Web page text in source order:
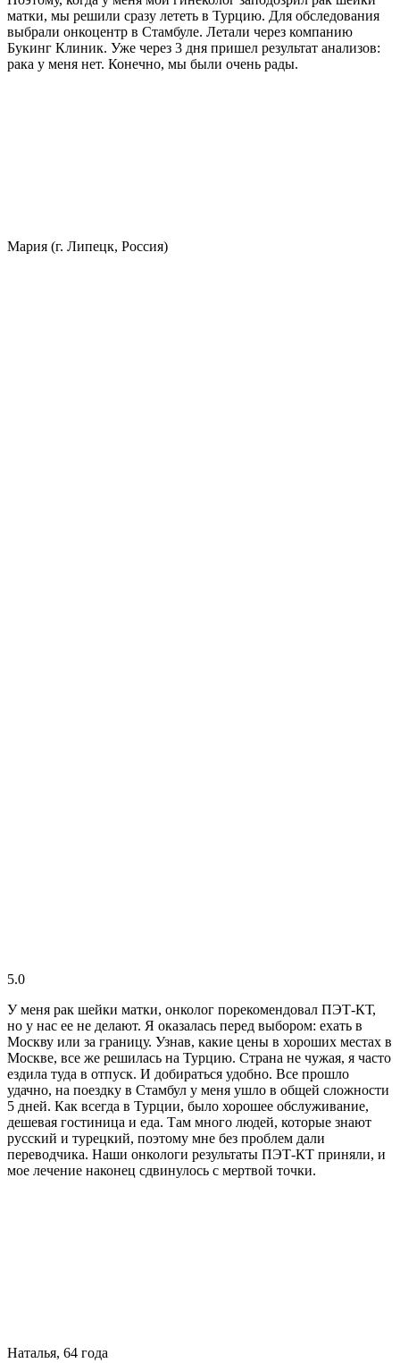
матки, мы решили сразу лететь в Турцию. Для обследования
выбрали онкоцентр в Стамбуле. Летали через компанию
Букинг Клиник. Уже через 3 дня пришел результат анализов:
рака у меня нет. Конечно, мы были очень рады.
Мария (г. Липецк, Россия)
5.0
У меня рак шейки матки, онколог порекомендовал ПЭТ-КТ,
но у нас ее не делают. Я оказалась перед выбором: ехать в
Москву или за границу. Узнав, какие цены в хороших местах в
Москве, все же решилась на Турцию. Страна не чужая, я часто
ездила туда в отпуск. И добираться удобно. Все прошло
удачно, на поездку в Стамбул у меня ушло в общей сложности
5 дней. Как всегда в Турции, было хорошее обслуживание,
дешевая гостиница и еда. Там много людей, которые знают
русский и турецкий, поэтому мне без проблем дали
переводчика. Наши онкологи результаты ПЭТ-КТ приняли, и
мое лечение наконец сдвинулось с мертвой точки.
Наталья, 64 года